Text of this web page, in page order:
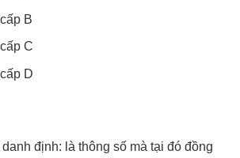
B
C
D
định: là thông số mà tại đó đồng